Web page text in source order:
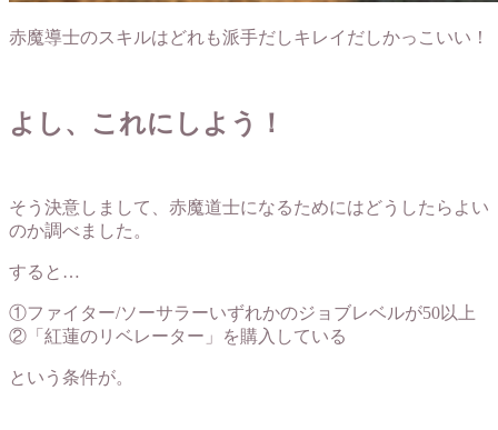
赤魔導士のスキルはどれも派手だしキレイだしかっこいい！
よし、これにしよう！
そう決意しまして、赤魔道士になるためにはどうしたらよい
のか調べました。
すると…
①ファイター/ソーサラーいずれかのジョブレベルが50以上
②「 紅蓮のリベレーター 」を購入している
という条件が。